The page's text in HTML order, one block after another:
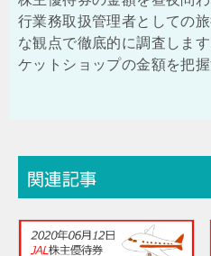
行業務取扱管理者としての
な観点で徹底的に調査しま
ケットショップの金額を把握
関連記事